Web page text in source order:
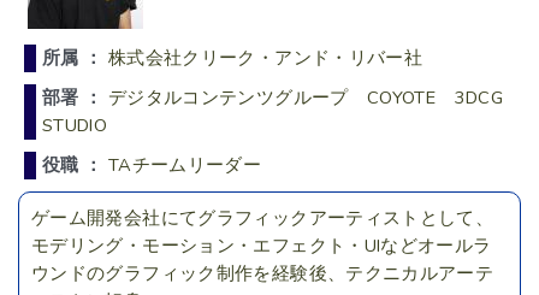
所属 ： 株式会社クリーク・アンド・リバー社
部署 ： デジタルコンテンツグループ COYOTE 3DCG
STUDIO
役職 ： TAチームリーダー
ゲーム開発会社にてグラフィックアーティストとして、
モデリング・モーション・エフェクト・UIなどオールラ
ウンドのグラフィック制作を経験後、テクニカルアーテ